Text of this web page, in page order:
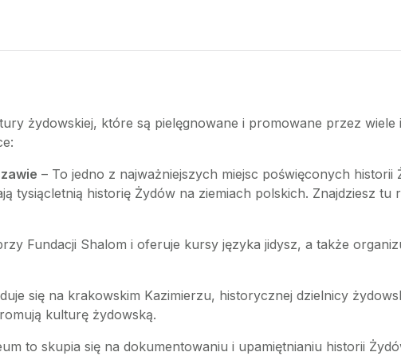
żydowskiej, które są pielęgnowane i promowane przez wiele
– To jedno z najważniejszych miejsc poświęconych historii
tysiącletnią historię Żydów na ziemiach polskich. Znajdziesz tu
Fundacji Shalom i oferuje kursy języka jidysz, a także
się na krakowskim Kazimierzu, historycznej dzielnicy
kulturę żydowską.
to skupia się na dokumentowaniu i upamiętnianiu historii